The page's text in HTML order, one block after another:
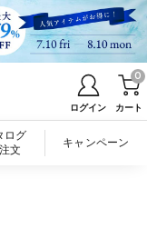
ログイン カート
0
ログ
文
キャンペーン